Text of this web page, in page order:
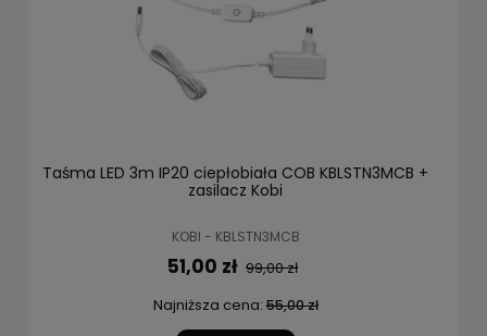
Taśma LED 3m IP20 ciepłobiała COB KBLSTN3MCB +
zasilacz Kobi
KOBI - KBLSTN3MCB
51,00 zł 99,00 zł
Najniższa cena:55,00 zł